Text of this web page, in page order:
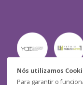
Nós utilizamos
Para garantir o